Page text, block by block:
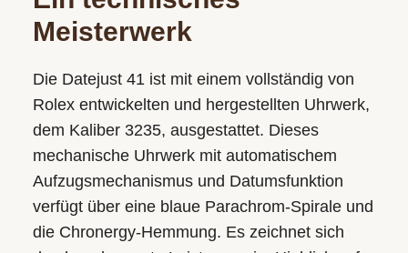
Meisterwerk
Die Datejust 41 ist mit einem vollständig von
Rolex entwickelten und hergestellten Uhrwerk,
dem Kaliber 3235, ausgestattet. Dieses
mechanische Uhrwerk mit automatischem
Aufzugsmechanismus und Datumsfunktion
verfügt über eine blaue Parachrom-Spirale und
die Chronergy-Hemmung. Es zeichnet sich